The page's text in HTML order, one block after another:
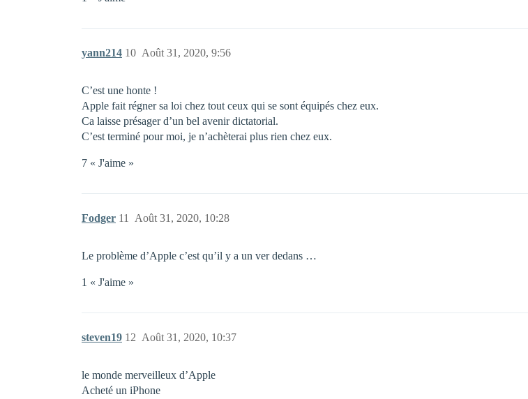
yann214 Août 31, 2020, 9:56
10
C’est une honte !
Apple fait régner sa loi chez tout ceux qui se sont équipés chez eux.
Ca laisse présager d’un bel avenir dictatorial.
C’est terminé pour moi, je n’achèterai plus rien chez eux.
7 « J'aime »
Fodger Août 31, 2020, 10:28
11
Le problème d’Apple c’est qu’il y a un ver dedans …
1 « J'aime »
steven19 Août 31, 2020, 10:37
12
le monde merveilleux d’Apple
Acheté un iPhone